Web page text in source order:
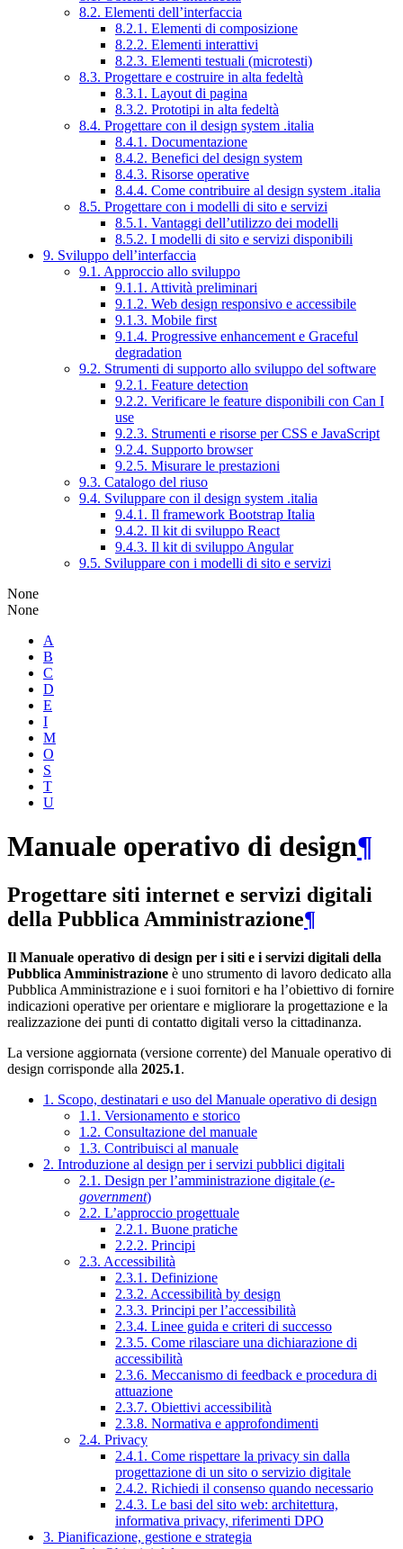
8.2. Elementi dell’interfaccia
8.2.1. Elementi di composizione
8.2.2. Elementi interattivi
8.2.3. Elementi testuali (microtesti)
8.3. Progettare e costruire in alta fedeltà
8.3.1. Layout di pagina
8.3.2. Prototipi in alta fedeltà
8.4. Progettare con il design system .italia
8.4.1. Documentazione
8.4.2. Benefici del design system
8.4.3. Risorse operative
8.4.4. Come contribuire al design system .italia
8.5. Progettare con i modelli di sito e servizi
8.5.1. Vantaggi dell’utilizzo dei modelli
8.5.2. I modelli di sito e servizi disponibili
9. Sviluppo dell’interfaccia
9.1. Approccio allo sviluppo
9.1.1. Attività preliminari
9.1.2. Web design responsivo e accessibile
9.1.3. Mobile first
9.1.4. Progressive enhancement e Graceful
degradation
9.2. Strumenti di supporto allo sviluppo del software
9.2.1. Feature detection
9.2.2. Verificare le feature disponibili con Can I
use
9.2.3. Strumenti e risorse per CSS e JavaScript
9.2.4. Supporto browser
9.2.5. Misurare le prestazioni
9.3. Catalogo del riuso
9.4. Sviluppare con il design system .italia
9.4.1. Il framework Bootstrap Italia
9.4.2. Il kit di sviluppo React
9.4.3. Il kit di sviluppo Angular
9.5. Sviluppare con i modelli di sito e servizi
None
None
A
B
C
D
E
I
M
O
S
T
U
Manuale operativo di design¶
Progettare siti internet e servizi digitali
della Pubblica Amministrazione¶
Il Manuale operativo di design per i siti e i servizi digitali della
Pubblica Amministrazione è uno strumento di lavoro dedicato alla
Pubblica Amministrazione e i suoi fornitori e ha l’obiettivo di fornire
indicazioni operative per orientare e migliorare la progettazione e la
realizzazione dei punti di contatto digitali verso la cittadinanza.
La versione aggiornata (versione corrente) del Manuale operativo di
design corrisponde alla 2025.1.
1. Scopo, destinatari e uso del Manuale operativo di design
1.1. Versionamento e storico
1.2. Consultazione del manuale
1.3. Contribuisci al manuale
2. Introduzione al design per i servizi pubblici digitali
2.1. Design per l’amministrazione digitale (e-
government)
2.2. L’approccio progettuale
2.2.1. Buone pratiche
2.2.2. Principi
2.3. Accessibilità
2.3.1. Definizione
2.3.2. Accessibilità by design
2.3.3. Principi per l’accessibilità
2.3.4. Linee guida e criteri di successo
2.3.5. Come rilasciare una dichiarazione di
accessibilità
2.3.6. Meccanismo di feedback e procedura di
attuazione
2.3.7. Obiettivi accessibilità
2.3.8. Normativa e approfondimenti
2.4. Privacy
2.4.1. Come rispettare la privacy sin dalla
progettazione di un sito o servizio digitale
2.4.2. Richiedi il consenso quando necessario
2.4.3. Le basi del sito web: architettura,
informativa privacy, riferimenti DPO
3. Pianificazione, gestione e strategia